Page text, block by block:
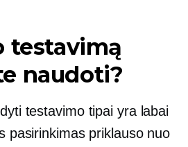
testavimą
naudoti?
testavimo tipai yra labai
pasirinkimas priklauso nuo